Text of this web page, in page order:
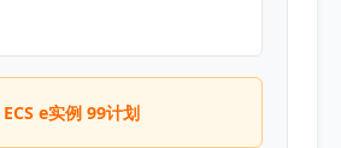
ECS e实例 99计划